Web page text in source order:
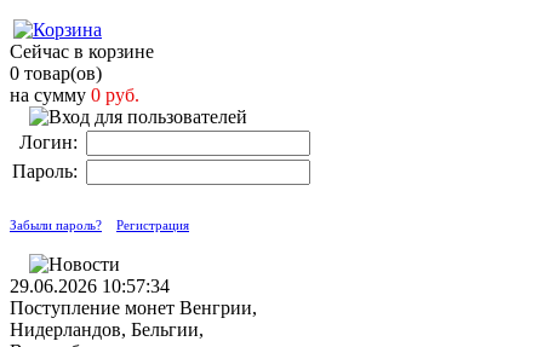
Сейчас в корзине
0 товар(ов)
на сумму 0 руб.
Логин:
Пароль:
Забыли пароль? Регистрация
29.06.2026 10:57:34
Поступление монет Венгрии,
Нидерландов, Бельгии,